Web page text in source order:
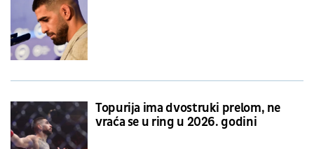
Topurija ima dvostruki prelom, ne
vraća se u ring u 2026. godini